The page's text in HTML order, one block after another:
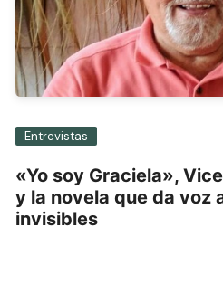
Entrevistas
«Yo soy Graciela»,
y la novela que da voz
invisibles